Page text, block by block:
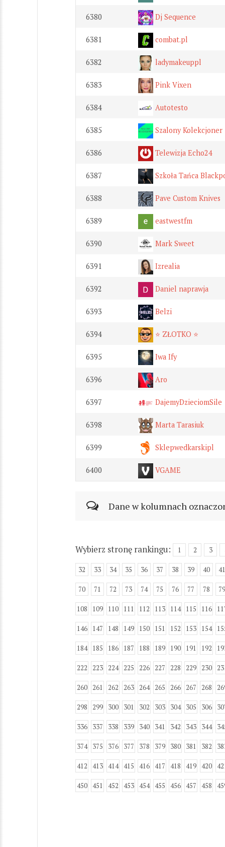
6380 Dj Sequence
6381 combat.pl
6382 ladymakeuppl
6383 Pink Vixen
6384 Autotesto
6385 Szalony Kolekcjoner
6386 Telewizja Echo24
6387 Szkoła Tańca
6388 Pave Custom Knives
6389 eastwestfm
6390 Mark Sweet
6391 Izrealia
6392 Daniel naprawja
6393 Belzi
6394 ⭐️ ZŁOTKO ⭐️
6395 Iwa Ify
6396 Aro
6397 DajemyDzieciomSile
6398 Marta Tarasiuk
6399 Sklepwedkarskipl
6400 VGAME
Dane w kolumnach
Wybierz stronę rankingu: 1 2 3
32 33 34 35 36 37 38 39 40 41
70 71 72 73 74 75 76 77 78 79
108 109 110 111 112 113 114 115 116
146 147 148 149 150 151 152 153 154
184 185 186 187 188 189 190 191 192
222 223 224 225 226 227 228 229 230
260 261 262 263 264 265 266 267 268
298 299 300 301 302 303 304 305 306
336 337 338 339 340 341 342 343 344
374 375 376 377 378 379 380 381 382
412 413 414 415 416 417 418 419 420
450 451 452 453 454 455 456 457 458